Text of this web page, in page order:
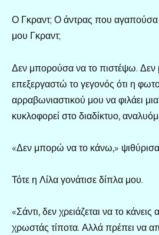
Ο Γκραντ; Ο άντρας που αγαπούσα
μου Γκραντ;
Δεν μπορούσα να το πιστέψω.
επεξεργαστώ το γεγονός ότι η
αρραβωνιαστικού μου να φιλάει
κυκλοφορεί στο διαδίκτυο,
«Δεν μπορώ να το κάνω,»
Τότε η Λίλα γονάτισε δίπλα μου.
«Σάντι, δεν χρειάζεται να το κάνεις
χρωστάς τίποτα. Αλλά πρέπει να